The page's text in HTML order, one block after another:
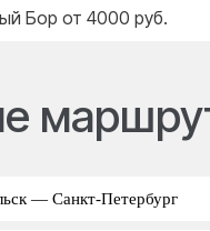
Бор от 4000 руб.
— Санкт-Петербург